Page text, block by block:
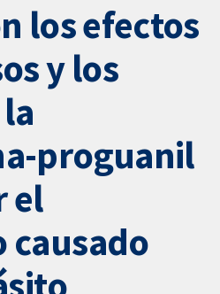
los efectos
y los
proguanil
el
causado